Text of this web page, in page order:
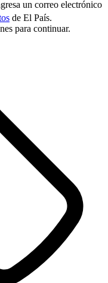
un correo electrónico
de El País.
para continuar.